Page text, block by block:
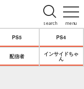
menu
search
PS5 PS4
配信者
インサイドちゃ
ん